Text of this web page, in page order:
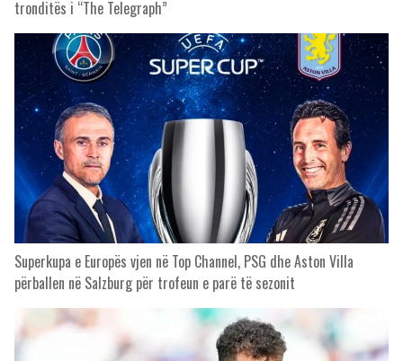
tronditës i “The Telegraph”
Superkupa e Europës vjen në Top Channel, PSG dhe Aston Villa
përballen në Salzburg për trofeun e parë të sezonit